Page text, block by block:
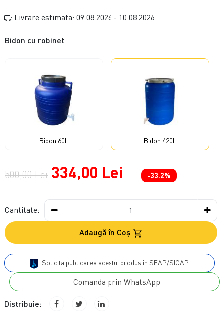
Livrare estimata: 09.08.2026 - 10.08.2026
Bidon cu robinet
Bidon 60L Bidon 420L
500,00 Lei 334,00 Lei -33.2%
Cantitate:
Adaugă în Coş
Solicita publicarea acestui produs in SEAP/SICAP
Comanda prin WhatsApp
Distribuie: